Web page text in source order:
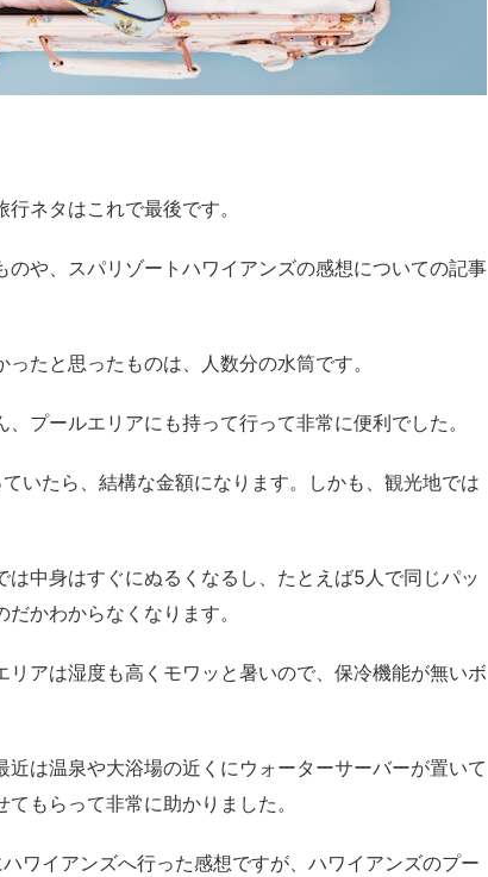
ネタはこれで最後です。
のや、スパリゾートハワイアンズの感想についての記事
たと思ったものは、人数分の水筒です。
プールエリアにも持って行って非常に便利でした。
いたら、結構な金額になります。しかも、観光地では
は中身はすぐにぬるくなるし、たとえば5人で同じパッ
かわからなくなります。
リアは湿度も高くモワッと暑いので、保冷機能が無いボ
は温泉や大浴場の近くにウォーターサーバーが置いて
もらって非常に助かりました。
ワイアンズへ行った感想ですが、ハワイアンズのプー